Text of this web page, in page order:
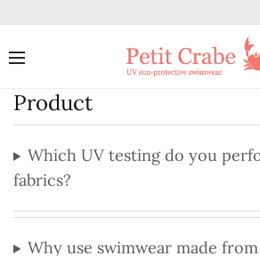
Product
Which UV testing do you
fabrics?
Why use swimwear made